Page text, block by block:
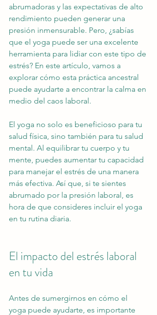
abrumadoras y las expectativas de alto
rendimiento pueden generar una
presión inmensurable. Pero, ¿sabías
que el yoga puede ser una excelente
herramienta para lidiar con este tipo de
estrés? En este artículo, vamos a
explorar cómo esta práctica ancestral
puede ayudarte a encontrar la calma en
medio del caos laboral.
El yoga no solo es beneficioso para tu
salud física, sino también para tu salud
mental. Al equilibrar tu cuerpo y tu
mente, puedes aumentar tu capacidad
para manejar el estrés de una manera
más efectiva. Así que, si te sientes
abrumado por la presión laboral, es
hora de que consideres incluir el yoga
en tu rutina diaria.
El impacto del estrés laboral
en tu vida
Antes de sumergirnos en cómo el
yoga puede ayudarte, es importante